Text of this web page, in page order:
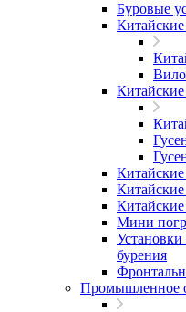
Буровые
Китайские
Мини
Установки
бурения
Промышленное